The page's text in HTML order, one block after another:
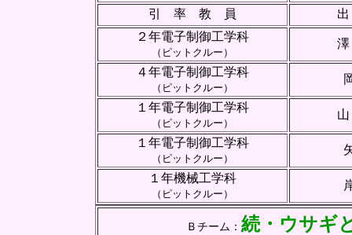
引 率 教 員
２年電子制御工学科
（ピットクルー）
４年電子制御工学科
（ピットクルー）
１年電子制御工学科
（ピットクルー）
１年電子制御工学科
（ピットクルー）
１年機械工学科
（ピットクルー）
Ｂチーム ： 続・ウサギ